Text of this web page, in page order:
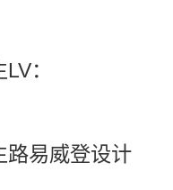
：
路易威登设计